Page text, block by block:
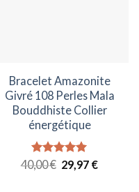
Bracelet Amazonite
Givré 108 Perles Mala
Bouddhiste Collier
énergétique
Note 5.00
40,00€ Le
prix
29,97 €Le